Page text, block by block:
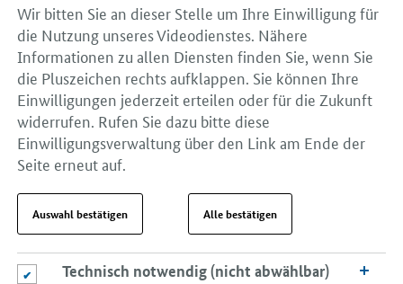
Wir bitten Sie an dieser Stelle um Ihre Einwilligung für
die Nutzung unseres Videodienstes. Nähere
Informationen zu allen Diensten finden Sie, wenn Sie
die Pluszeichen rechts aufklappen. Sie können Ihre
Einwilligungen jederzeit erteilen oder für die Zukunft
widerrufen. Rufen Sie dazu bitte diese
Einwilligungsverwaltung über den Link am Ende der
Seite erneut auf.
Auswahl bestätigen Alle bestätigen
Technisch notwendig (nicht abwählbar)
Technisch notwendig (nicht abwählbar)